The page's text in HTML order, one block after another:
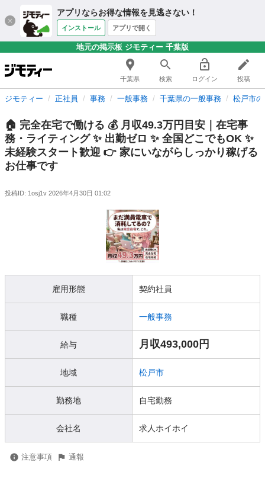
アプリならお得な情報を見逃さない！
インストール アプリで開く
地元の掲示板 ジモティー 千葉版
千葉県 検索 ログイン 投稿
ジモティー 正社員 事務 一般事務 千葉県の一般事務 松戸市
🏠 完全在宅で働ける 💰 月収49.3万円目安｜在宅事
務・ライティング ✨ 出勤ゼロ ✨ 全国どこでもOK ✨
未経験スタート歓迎 👉 家にいながらしっかり稼げる
お仕事です
投稿ID: 1osj1v 2026年4月30日 01:02
雇用形態 契約社員
職種 一般事務
給与 月収493,000円
地域 松戸市
勤務地 自宅勤務
会社名 求人ホイホイ
注意事項 通報